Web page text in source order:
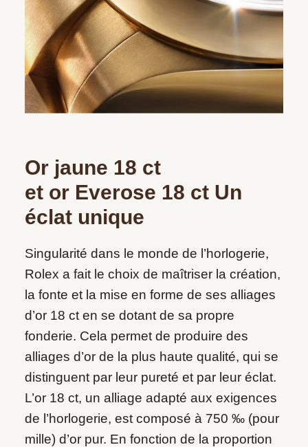
Or jaune 18 ct
et or Everose 18 ct Un
éclat unique
Singularité dans le monde de l’horlogerie,
Rolex a fait le choix de maîtriser la création,
la fonte et la mise en forme de ses alliages
d’or 18 ct en se dotant de sa propre
fonderie. Cela permet de produire des
alliages d’or de la plus haute qualité, qui se
distinguent par leur pureté et par leur éclat.
L’or 18 ct, un alliage adapté aux exigences
de l’horlogerie, est composé à 750 ‰ (pour
mille) d’or pur. En fonction de la proportion